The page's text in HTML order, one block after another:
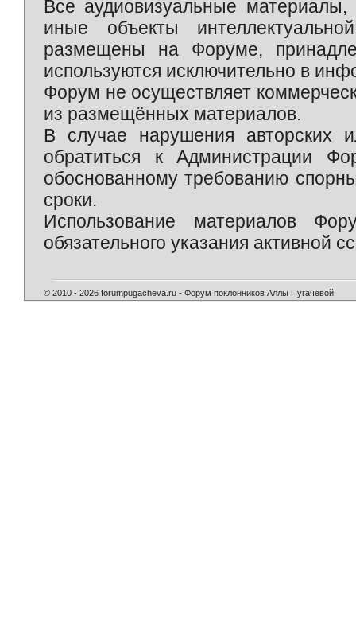
Все аудиовизуальные
иные объекты
размещены на Форуме,
используются исключительно в
Форум не осуществляет
из размещённых материалов.
В случае нарушения авторских
обратиться к Администрации
обоснованному требованию
сроки.
Использование материалов
обязательного указания активной
© 2010 - 2026 forumpugacheva.ru - Форум поклонников Аллы Пугачевой